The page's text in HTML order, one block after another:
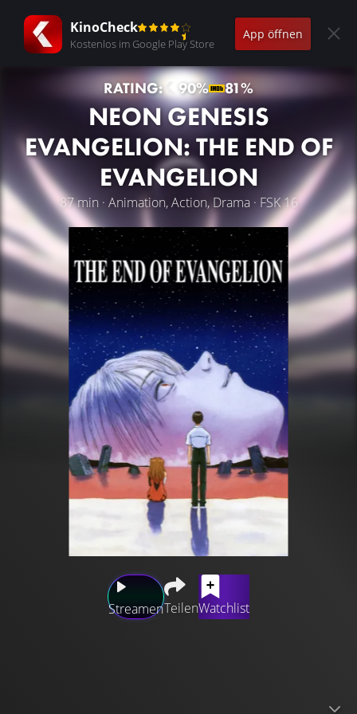
KinoCheck
Kostenlos im Google Play Store
App öffnen
RATING: 90% 81%
NEON GENESIS
EVANGELION: THE END OF
EVANGELION
87 min · Animation, Action, Drama · FSK 16
StreamenTeilenWatchlist
EVA-Piloten. Shinji, dem die Kraft zum Kämpfen fehlt, läßt